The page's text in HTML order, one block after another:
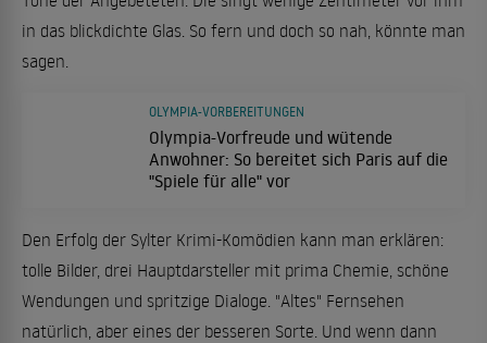
in das blickdichte Glas. So fern und doch so nah, könnte man
sagen.
Olympia-Vorfreude und wütende
Anwohner: So bereitet sich Paris auf die
"Spiele für alle" vor
OLYMPIA-VORBEREITUNGEN
Den Erfolg der Sylter Krimi-Komödien kann man erklären:
tolle Bilder, drei Hauptdarsteller mit prima Chemie, schöne
Wendungen und spritzige Dialoge. "Altes" Fernsehen
natürlich, aber eines der besseren Sorte. Und wenn dann